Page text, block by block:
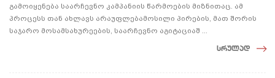
გამოიყენება საარჩევნო კამპანიის წარმოების მიზნითაც. ამ
პროცესს თან ახლავს არაუფლებამოსილი პირების, მათ შორის
საჯარო მოსამსახურეების, საარჩევნო აგიტაციაშ ...
სრულად